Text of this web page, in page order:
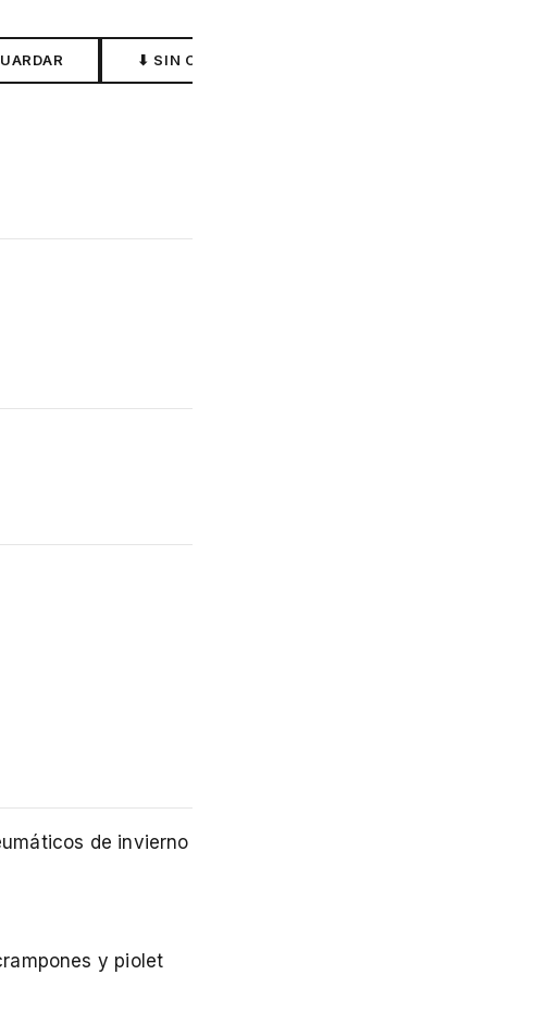
⬇ SIN CONEXIÓN
de invierno
y piolet